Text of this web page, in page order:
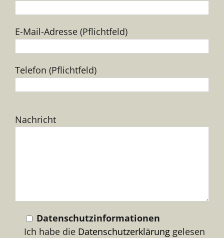
E-Mail-Adresse (Pflichtfeld)
Telefon (Pflichtfeld)
lasse
Nachricht
Datenschutzinformationen
Ich habe die Datenschutzerklärung gelesen